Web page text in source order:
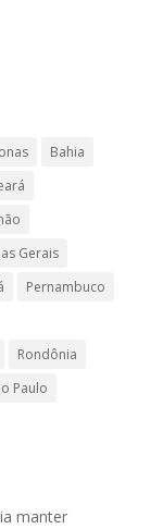
Bahia
Gerais
Pernambuco
Rondônia
Paulo
manter